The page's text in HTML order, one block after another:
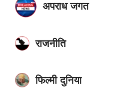
अपराध जगत
राजनीति
फिल्मी दुनिया